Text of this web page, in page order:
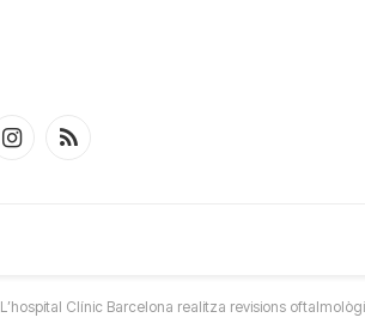
InstagramRSS
L’hospital Clínic Barcelona realitza revisions